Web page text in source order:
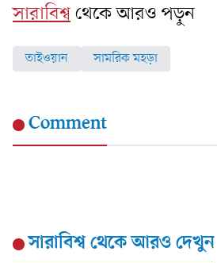
সারাবিশ্বথেকে আরও পড়ুন
তাইওয়ান সামরিক মহড়া
Comment
সারাবিশ্বথেকে আরও দেখুন